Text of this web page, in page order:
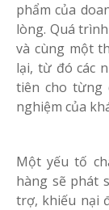
phẩm của
lòng. Quá
và cùng một
lại, từ đó các
tiên cho từng
nghiệm của
Một yếu tố
hàng sẽ phát
trợ, khiếu nại